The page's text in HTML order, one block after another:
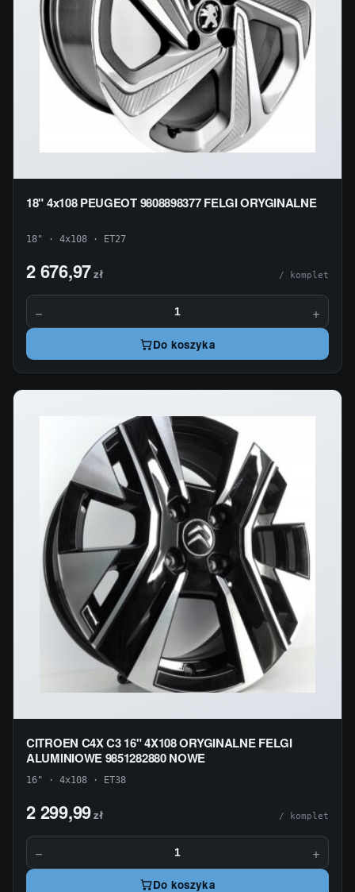
18" 4x108 PEUGEOT 9808898377 FELGI ORYGINALNE
18" · 4x108 · ET27
2 676,97zł / komplet
− +
Do koszyka
CITROEN C4X C3 16" 4X108 ORYGINALNE FELGI
ALUMINIOWE 9851282880 NOWE
16" · 4x108 · ET38
2 299,99zł / komplet
− +
Do koszyka